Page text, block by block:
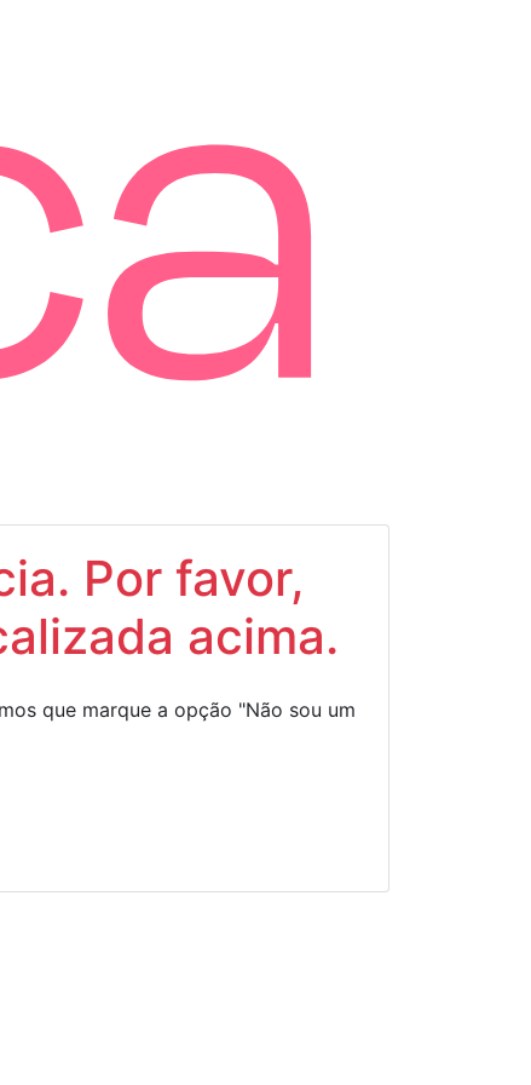
Por favor,
acima.
que marque a opção "Não sou um